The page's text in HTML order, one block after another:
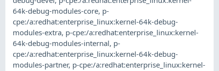
64k-debug-modules-core, p-
cpe:/a:redhat:enterprise_linux:kernel-64k-debug-
modules-extra, p-cpe:/a:redhat:enterprise_linux:kernel-
64k-debug-modules-internal, p-
cpe:/a:redhat:enterprise_linux:kernel-64k-debug-
modules-partner, p-cpe:/a:redhat:enterprise_linux:kernel-